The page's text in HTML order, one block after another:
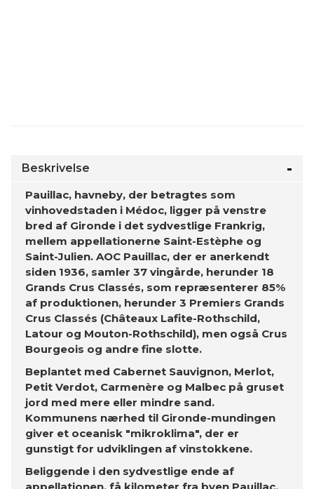
Beskrivelse
Pauillac, havneby, der betragtes som
vinhovedstaden i Médoc, ligger på venstre
bred af Gironde i det sydvestlige Frankrig,
mellem appellationerne Saint-Estèphe og
Saint-Julien. AOC Pauillac, der er anerkendt
siden 1936, samler 37 vingårde, herunder 18
Grands Crus Classés, som repræsenterer 85%
af produktionen, herunder 3 Premiers Grands
Crus Classés (Châteaux Lafite-Rothschild,
Latour og Mouton-Rothschild), men også Crus
Bourgeois og andre fine slotte.
Beplantet med Cabernet Sauvignon, Merlot,
Petit Verdot, Carmenère og Malbec på gruset
jord med mere eller mindre sand.
Kommunens nærhed til Gironde-mundingen
giver et oceanisk "mikroklima", der er
gunstigt for udviklingen af ​​vinstokkene.
Beliggende i den sydvestlige ende af